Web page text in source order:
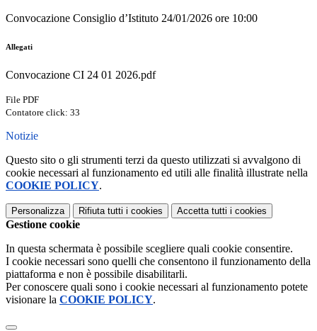
Convocazione Consiglio d’Istituto 24/01/2026 ore 10:00
Allegati
Convocazione CI 24 01 2026.pdf
File PDF
Contatore click: 33
Notizie
Questo sito o gli strumenti terzi da questo utilizzati si avvalgono di
cookie necessari al funzionamento ed utili alle finalità illustrate nella
COOKIE POLICY.
Personalizza Rifiuta tutti i cookies Accetta tutti i cookies
Gestione cookie
In questa schermata è possibile scegliere quali cookie consentire.
I cookie necessari sono quelli che consentono il funzionamento della
piattaforma e non è possibile disabilitarli.
Per conoscere quali sono i cookie necessari al funzionamento potete
visionare la COOKIE POLICY.